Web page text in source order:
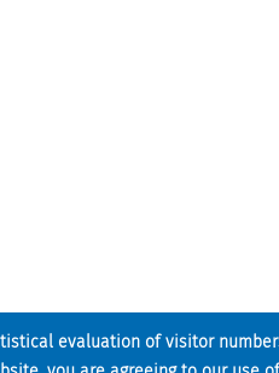
evaluation of visitor